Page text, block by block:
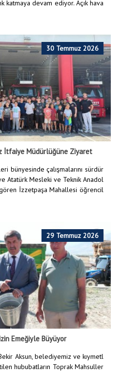
katmaya devam ediyor. Açık hava
30 Temmuz 2026
İtfaiye Müdürlüğüne Ziyaret
bünyesinde çalışmalarını sürdür
Atatürk Mesleki ve Teknik Anadol
İzzetpaşa Mahallesi öğrencil
29 Temmuz 2026
Emeğiyle Büyüyor
Aksun, belediyemiz ve kıymetl
hububatların Toprak Mahsuller